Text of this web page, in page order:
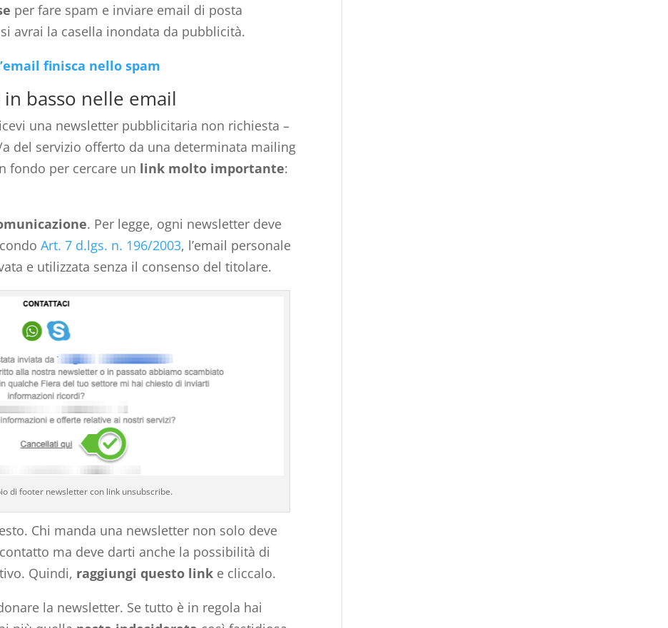
per fare spam e inviare email di posta
avrai la casella inondata da pubblicità.
finisca nello spam
basso nelle email
una newsletter pubblicitaria non richiesta –
del servizio offerto da una determinata mailing
fondo per cercare un link molto importante:
. Per legge, ogni newsletter deve
Art. 7 d.lgs. n. 196/2003, l’email personale
e utilizzata senza il consenso del titolare.
di footer newsletter con link unsubscribe.
Chi manda una newsletter non solo deve
ma deve darti anche la possibilità di
Quindi, raggiungi questo link e cliccalo.
la newsletter. Se tutto è in regola hai